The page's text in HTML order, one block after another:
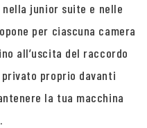
junior suite e nelle
per ciascuna camera
all’uscita del raccordo
proprio davanti
la tua macchina